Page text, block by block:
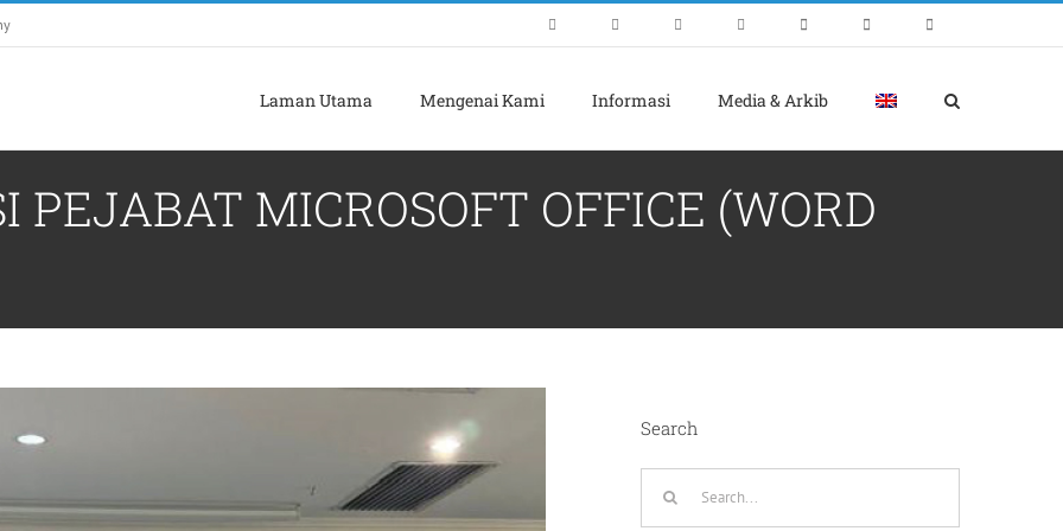
Laman Utama Mengenai Kami Informasi Media & Arkib
PEJABAT MICROSOFT OFFICE (WORD
Search